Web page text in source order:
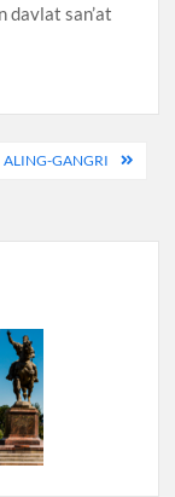
davlat san’at
ALING-GANGRI